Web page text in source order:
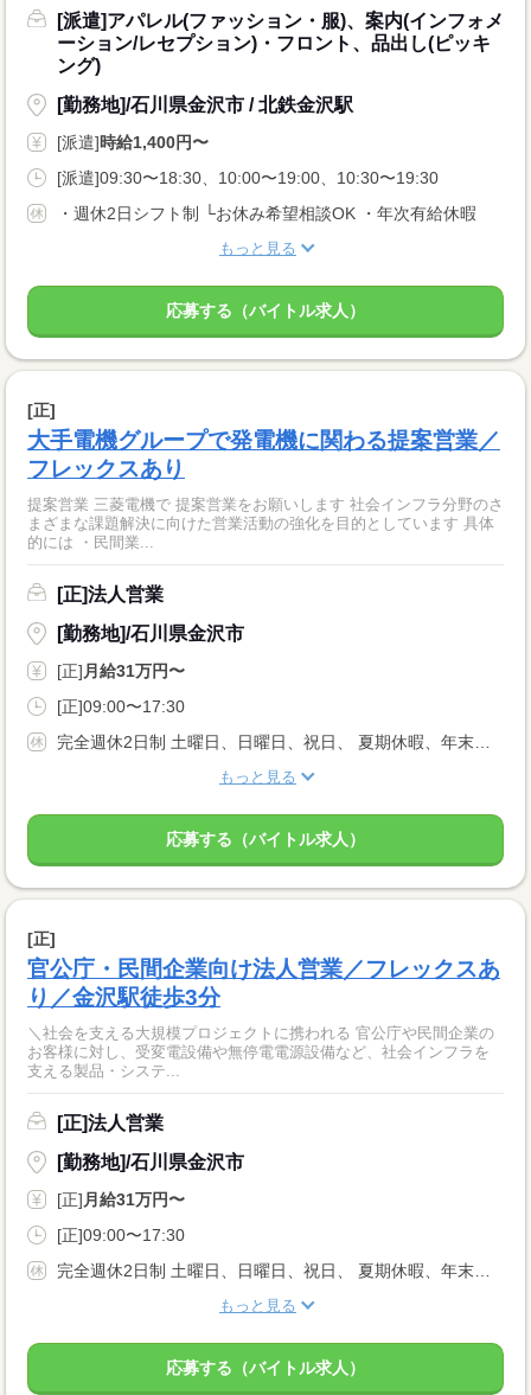
[派遣]アパレル(ファッション・服)、案内(インフォメ
ーション/レセプション)・フロント、品出し(ピッキ
ング)
[勤務地]/石川県金沢市 / 北鉄金沢駅
[派遣]時給1,400円〜
[派遣]09:30〜18:30、10:00〜19:00、10:30〜19:30
・週休2日シフト制 └お休み希望相談OK ・年次有給休暇
もっと見る
応募する（バイトル求人）
[正]
大手電機グループで発電機に関わる提案営業／
フレックスあり
提案営業 三菱電機で 提案営業をお願いします 社会インフラ分野のさ
まざまな課題解決に向けた営業活動の強化を目的としています 具体
的には ・民間業...
[正]法人営業
[勤務地]/石川県金沢市
[正]月給31万円〜
[正]09:00〜17:30
完全週休2日制 土曜日、日曜日、祝日、 夏期休暇、年末年始、GW、慶弔、創立記念日 年間有給休暇20日〜25日 年間休日日数127日
もっと見る
応募する（バイトル求人）
[正]
官公庁・民間企業向け法人営業／フレックスあ
り／金沢駅徒歩3分
＼社会を支える大規模プロジェクトに携われる 官公庁や民間企業の
お客様に対し、受変電設備や無停電電源設備など、社会インフラを
支える製品・システ...
[正]法人営業
[勤務地]/石川県金沢市
[正]月給31万円〜
[正]09:00〜17:30
完全週休2日制 土曜日、日曜日、祝日、 夏期休暇、年末年始、GW、慶弔、創立記念日 年間有給休暇20日〜25日 年間休日日数127日
もっと見る
応募する（バイトル求人）